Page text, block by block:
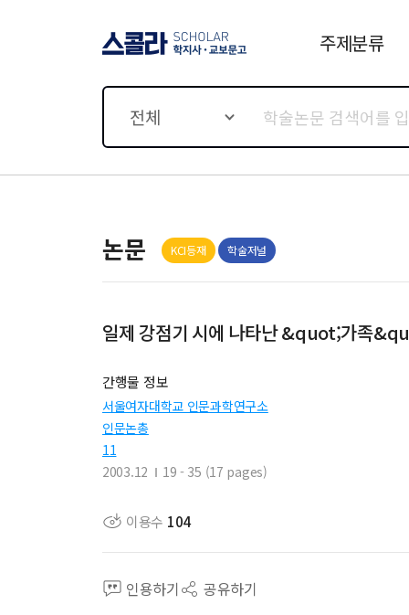
주제분류
전체
논문 KCI등재 학술저널
일제 강점기 시에 나타난 &quot;가족
간행물 정보
서울여자대학교 인문과학연구소
인문논총
11
2003.12
19 - 35 (17 pages)
이용수 104
인용하기 공유하기